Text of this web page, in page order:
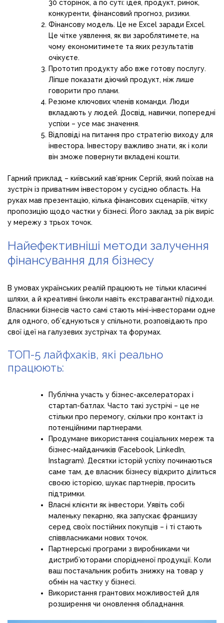
30 сторінок, а по суті: ідея, продукт, ринок,
конкуренти, фінансовий прогноз, ризики.
Фінансову модель. Це не Excel заради Excel.
Це чітке уявлення, як ви зароблятимете, на
чому економитимете та яких результатів
очікуєте.
Прототип продукту або вже готову послугу.
Ліпше показати діючий продукт, ніж лише
говорити про плани.
Резюме ключових членів команди. Люди
вкладають у людей. Досвід, навички, попередні
успіхи – усе має значення.
Відповіді на питання про стратегію виходу для
інвестора. Інвестору важливо знати, як і коли
він зможе повернути вкладені кошти.
Гарний приклад – київський кав’ярник Сергій, який поїхав на
зустріч із приватним інвестором у сусідню область. На
руках мав презентацію, кілька фінансових сценаріїв, чітку
пропозицію щодо частки у бізнесі. Його заклад за рік виріс
у мережу з трьох точок.
Найефективніші методи залучення
фінансування для бізнесу
В умовах українських реалій працюють не тільки класичні
шляхи, а й креативні (інколи навіть екстравагантні) підходи.
Власники бізнесів часто самі стають міні-інвесторами одне
для одного, об’єднуються у спільноти, розповідають про
свої ідеї на галузевих зустрічах та форумах.
ТОП-5 лайфхаків, які реально
працюють:
Публічна участь у бізнес-акселераторах і
стартап-батлах. Часто такі зустрічі – це не
стільки про перемогу, скільки про контакт із
потенційними партнерами.
Продумане використання соціальних мереж та
бізнес-майданчиків (Facebook, LinkedIn,
Instagram). Десятки історій успіху починаються
саме там, де власник бізнесу відкрито ділиться
своєю історією, шукає партнерів, просить
підтримки.
Власні клієнти як інвестори. Уявіть собі
маленьку пекарню, яка запускає франшизу
серед своїх постійних покупців – і ті стають
співвласниками нових точок.
Партнерські програми з виробниками чи
дистриб’юторами спорідненої продукції. Коли
ваш постачальник робить знижку на товар у
обмін на частку у бізнесі.
Використання грантових можливостей для
розширення чи оновлення обладнання.